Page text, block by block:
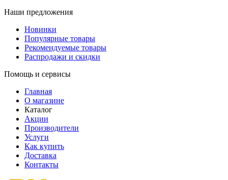
Наши предложения
Новинки
Популярные товары
Рекомендуемые товары
Распродажи и скидки
Помощь и сервисы
Главная
О магазине
Каталог
Акции
Производители
Услуги
Как купить
Доставка
Контакты